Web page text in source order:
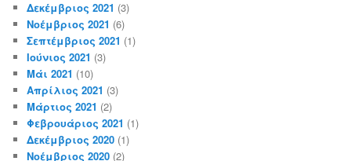
Δεκέμβριος 2021 (3)
Νοέμβριος 2021 (6)
Σεπτέμβριος 2021 (1)
Ιούνιος 2021 (3)
Μάι 2021 (10)
Απρίλιος 2021 (3)
Μάρτιος 2021 (2)
Φεβρουάριος 2021 (1)
Δεκέμβριος 2020 (1)
Νοέμβριος 2020 (2)